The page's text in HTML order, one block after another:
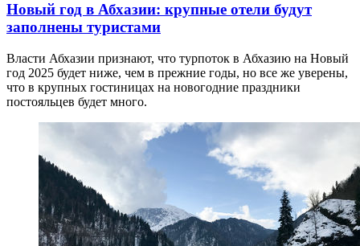
Новый год в Абхазии: крупные отели будут
заполнены туристами
Власти Абхазии признают, что турпоток в Абхазию на Новый
год 2025 будет ниже, чем в прежние годы, но все же уверены,
что в крупных гостиницах на новогодние праздники
постояльцев будет много.